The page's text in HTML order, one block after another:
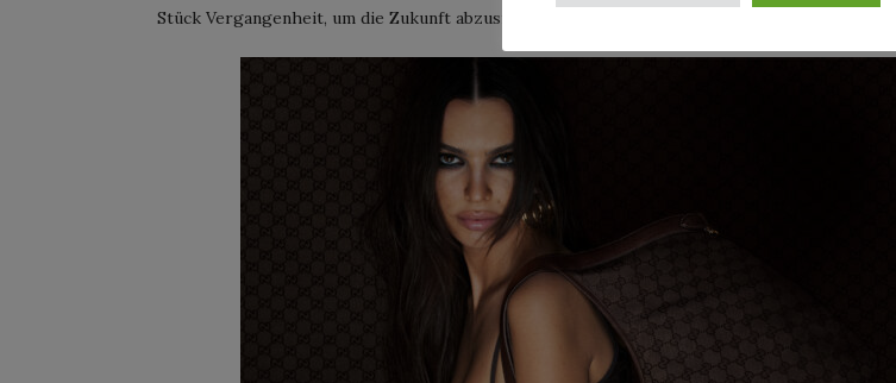
Stück Vergangenheit, um die Zukunft abzusichern.